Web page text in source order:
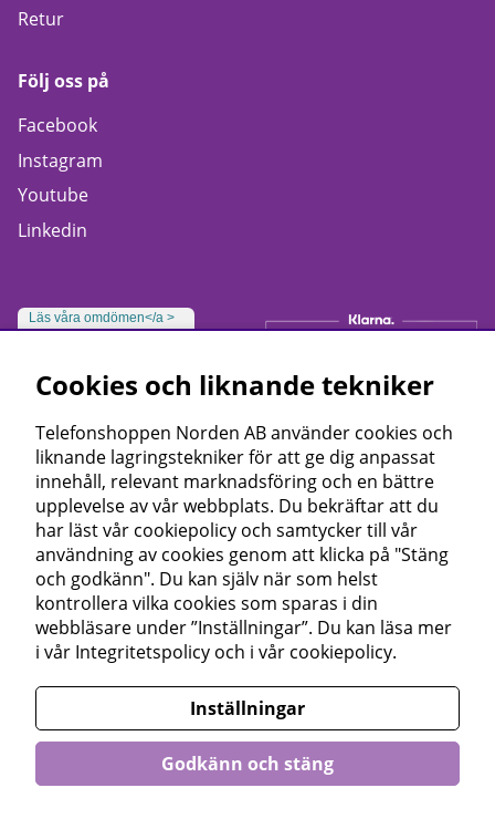
Retur
Följ oss på
Facebook
Instagram
Youtube
Linkedin
Läs våra omdömen</a >
Cookies och liknande tekniker
Telefonshoppen Norden AB använder cookies och
liknande lagringstekniker för att ge dig anpassat
innehåll, relevant marknadsföring och en bättre
upplevelse av vår webbplats. Du bekräftar att du
har läst vår cookiepolicy och samtycker till vår
användning av cookies genom att klicka på "Stäng
och godkänn". Du kan själv när som helst
kontrollera vilka cookies som sparas i din
webbläsare under ”Inställningar”. Du kan läsa mer
i vår Integritetspolicy och i vår cookiepolicy.
Inställningar
Godkänn och stäng